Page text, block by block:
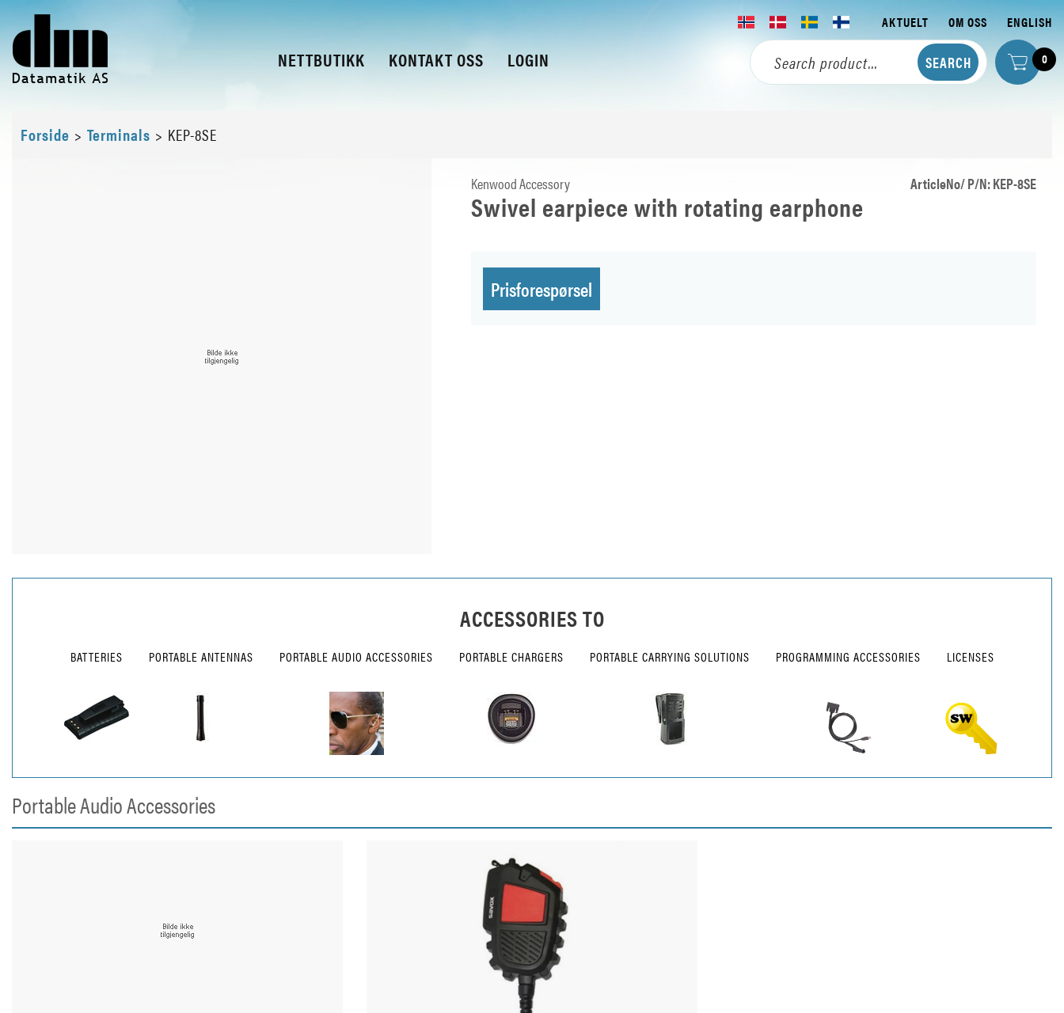
NETTBUTIKK KONTAKT OSS LOGIN
AKTUELT OM OSS ENGLISH
0
Forside > Terminals > KEP-8SE
Kenwood Accessory ArticleNo/ P/N: KEP-8SE
Swivel earpiece with rotating earphone
Prisforespørsel
ACCESSORIES TO
BATTERIES PORTABLE ANTENNAS PORTABLE AUDIO ACCESSORIES PORTABLE CHARGERS PORTABLE CARRYING SOLUTIONS PROGRAMMING ACCESSORIES LICENSES
Portable Audio Accessories